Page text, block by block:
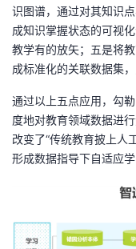
识图谱，通过对其知识
成知识掌握状态的可视
教学有的放矢；五是将
成标准化的关联数据集
通过以上五点应用，勾
度地对教育领域数据进
改变了“传统教育披上人
形成数据指导下自适应学